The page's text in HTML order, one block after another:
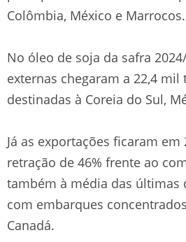
Colômbia, México e Marrocos.
No óleo de soja da safra
externas chegaram a 22,4 mil
destinadas à Coreia do Sul,
Já as exportações ficaram em
retração de 46% frente ao
também à média das últimas
com embarques
Canadá.